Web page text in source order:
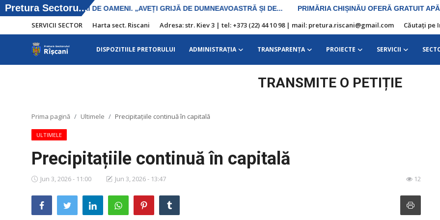
SERVICII SECTOR Harta sect. Riscani Adresa: str. Kiev 3 | tel: +373 (22) 44 10 98 | mail: pretura.riscani@gmail.com Căutați pe
DISPOZITIILE PRETORULUI ADMINISTRAŢIA TRANSPARENȚA PROIECTE SERVICII
Adresa: str. Kiev 3 | tel: +373 (22) 44 10
98 | mail: pretura.riscani@gmail.com
ADMINISTRAŢIA
Transparența
TRANSMITE O PETIȚIE
Prima pagină Ultimele Precipitațiile continuă în capitală
ULTIMELE
Precipitațiile continuă în capitală
Jun 3, 2026 - 11:00 Jun 3, 2026 - 13:47 12